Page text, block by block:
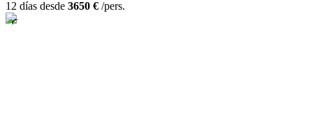
12 días desde 3650 € /pers.